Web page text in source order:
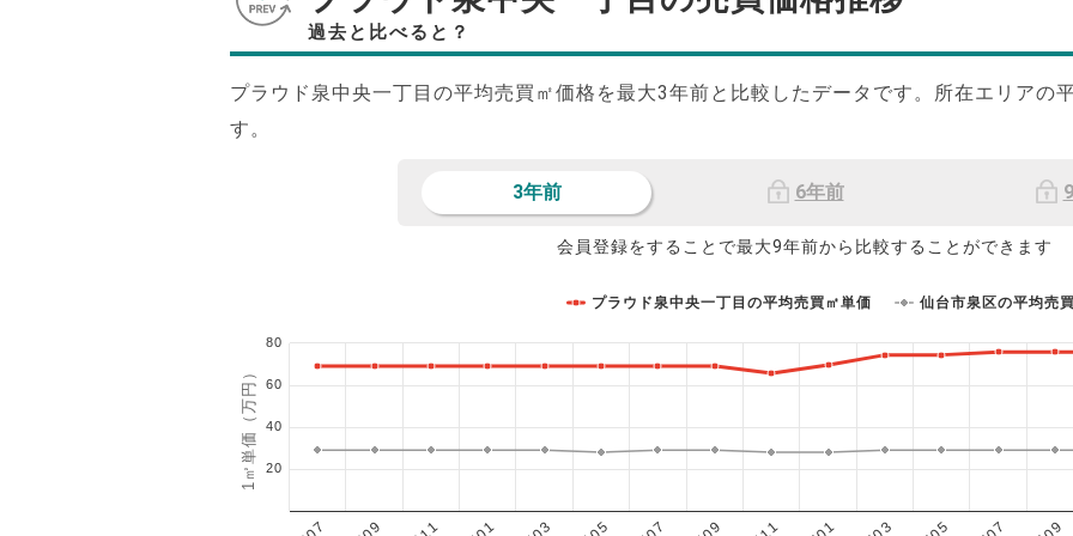
過去と比べると？
プラウド泉中央一丁目の平均売買㎡価格を最大3年前と比較したデータです。所在エリアの
す。
3年前 6年前
会員登録をすることで最大9年前から比較することができます
1㎡単価（万円）
プラウド泉中央一丁目の平均売買㎡単価 仙台市泉区の平均売
20
40
60
80